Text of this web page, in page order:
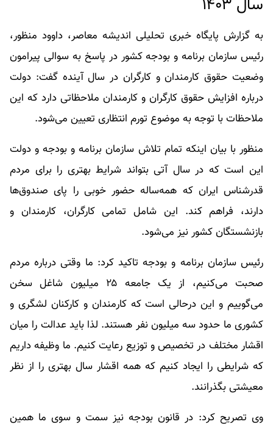
سال ۱۴۰۳
به گزارش پایگاه خبری تحلیلی اندیشه معاصر، داوود منظور،
رئیس سازمان برنامه و بودجه کشور در پاسخ به سوالی پیرامون
وضعیت حقوق کارمندان و کارگران در سال آینده گفت: دولت
درباره افزایش حقوق کارگران و کارمندان ملاحظاتی دارد که این
ملاحظات با توجه به موضوع تورم انتظاری تعیین می‌شود.
منظور با بیان اینکه تمام تلاش سازمان برنامه و بودجه و دولت
این است که در سال آتی بتواند شرایط بهتری را برای مردم
قدرشناس ایران که همه‌ساله حضور خوبی را پای صندوق‌ها
دارند، فراهم کند. این شامل تمامی کارگران، کارمندان و
بازنشستگان کشور نیز می‌شود.
رئیس سازمان برنامه و بودجه تاکید کرد: ما وقتی درباره مردم
صحبت می‌کنیم، از یک جامعه ۲۵ میلیون شاغل سخن
می‌گوییم و این درحالی است که کارمندان و کارکنان لشگری و
کشوری ما حدود سه میلیون نفر هستند. لذا باید عدالت را میان
اقشار مختلف در تخصیص و توزیع رعایت کنیم. ما وظیفه داریم
که شرایطی را ایجاد کنیم که همه اقشار سال بهتری را از نظر
معیشتی بگذرانند.
وی تصریح کرد: در قانون بودجه نیز سمت و سوی ما همین